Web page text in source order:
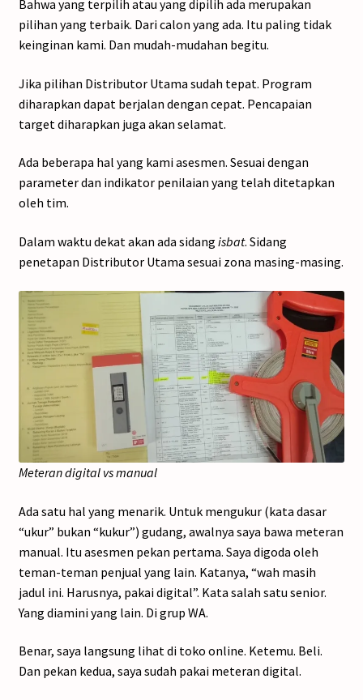
Bahwa yang terpilih atau yang dipilih ada merupakan
pilihan yang terbaik. Dari calon yang ada. Itu paling tidak
keinginan kami. Dan mudah-mudahan begitu.
Jika pilihan Distributor Utama sudah tepat. Program
diharapkan dapat berjalan dengan cepat. Pencapaian
target diharapkan juga akan selamat.
Ada beberapa hal yang kami asesmen. Sesuai dengan
parameter dan indikator penilaian yang telah ditetapkan
oleh tim.
Dalam waktu dekat akan ada sidang isbat. Sidang
penetapan Distributor Utama sesuai zona masing-masing.
Meteran digital vs manual
Ada satu hal yang menarik. Untuk mengukur (kata dasar
“ukur” bukan “kukur”) gudang, awalnya saya bawa meteran
manual. Itu asesmen pekan pertama. Saya digoda oleh
teman-teman penjual yang lain. Katanya, “wah masih
jadul ini. Harusnya, pakai digital”. Kata salah satu senior.
Yang diamini yang lain. Di grup WA.
Benar, saya langsung lihat di toko online. Ketemu. Beli.
Dan pekan kedua, saya sudah pakai meteran digital.